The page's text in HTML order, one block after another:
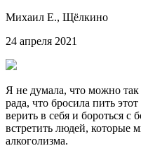
Михаил Е., Щёлкино
24 апреля 2021
Я не думала, что можно
рада, что бросила пить
верить в себя и бороться с
встретить людей, которые
алкоголизма.